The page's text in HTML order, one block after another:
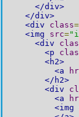
</div>
</div>
<div
class=
<img
src=
<div
<p
<h2>
<a
</h2>
<div
<a
<img